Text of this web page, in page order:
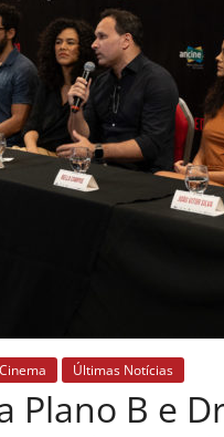
Últimas Notícias
Plano B e